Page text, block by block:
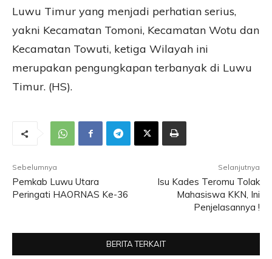
Luwu Timur yang menjadi perhatian serius,
yakni Kecamatan Tomoni, Kecamatan Wotu dan
Kecamatan Towuti, ketiga Wilayah ini
merupakan pengungkapan terbanyak di Luwu
Timur. (HS).
Sebelumnya
Pemkab Luwu Utara
Peringati HAORNAS Ke-36
Selanjutnya
Isu Kades Teromu Tolak
Mahasiswa KKN, Ini
Penjelasannya !
BERITA TERKAIT